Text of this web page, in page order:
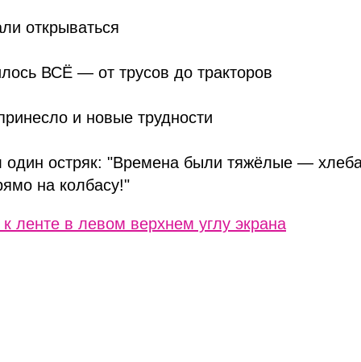
открываться
ВСЁ — от трусов до тракторов
и новые трудности
один остряк: "Времена были тяжёлые —
на колбасу!"
ленте в левом верхнем углу экрана